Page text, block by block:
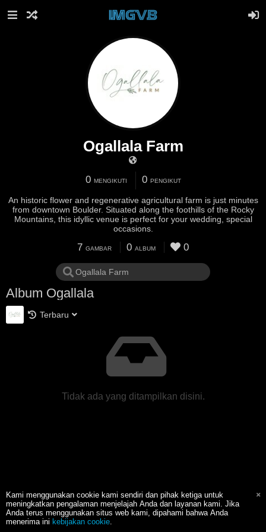
Ogallala Farm
0 MENGIKUTI 0 PENGIKUT
An historic flower and regenerative agricultural farm is just minutes
from downtown Boulder. Situated along the foothills of the Rocky
Mountains, this idyllic venue is perfect for your wedding, special
occasions.
7 GAMBAR 0 ALBUM 0
Album Ogallala
Terbaru
Tidak ada yang ditampilkan disini.
Kami menggunakan cookie kami sendiri dan pihak ketiga untuk
meningkatkan pengalaman menjelajah Anda dan layanan kami. Jika
Anda terus menggunakan situs web kami, dipahami bahwa Anda
menerima ini kebijakan cookie.